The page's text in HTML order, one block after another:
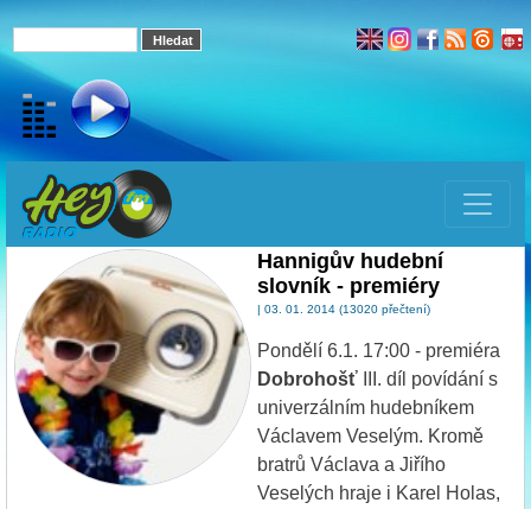
Hannigův hudební
slovník - premiéry
| 03. 01. 2014 (13020 přečtení)
Pondělí 6.1. 17:00 - premiéra
Dobrohošť III. díl povídání s
univerzálním hudebníkem
Václavem Veselým. Kromě
bratrů Václava a Jiřího
Veselých hraje i Karel Holas,